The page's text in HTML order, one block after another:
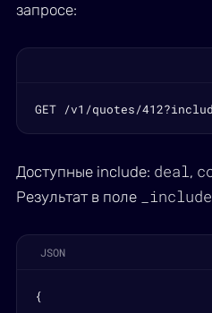
запросе:
GET /v1/quotes/
Доступные include: deal,
Результат в поле
JSON
{